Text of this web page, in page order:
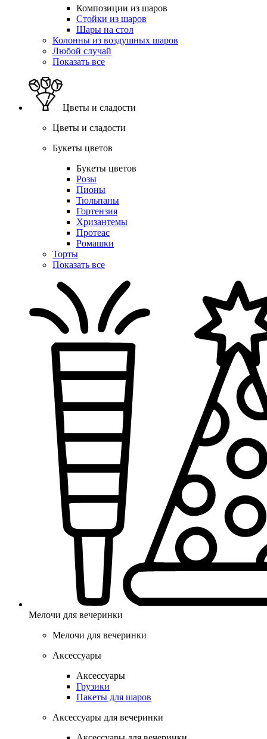
Композиции из шаров
Стойки из шаров
Шары на стол
Колонны из воздушных шаров
Любой случай
Показать все
Цветы и сладости
Цветы и сладости
Букеты цветов
Букеты цветов
Розы
Пионы
Тюльпаны
Гортензия
Хризантемы
Протеас
Ромашки
Торты
Показать все
Мелочи для вечеринки
Мелочи для вечеринки
Аксессуары
Аксессуары
Грузики
Пакеты для шаров
Аксессуары для вечеринки